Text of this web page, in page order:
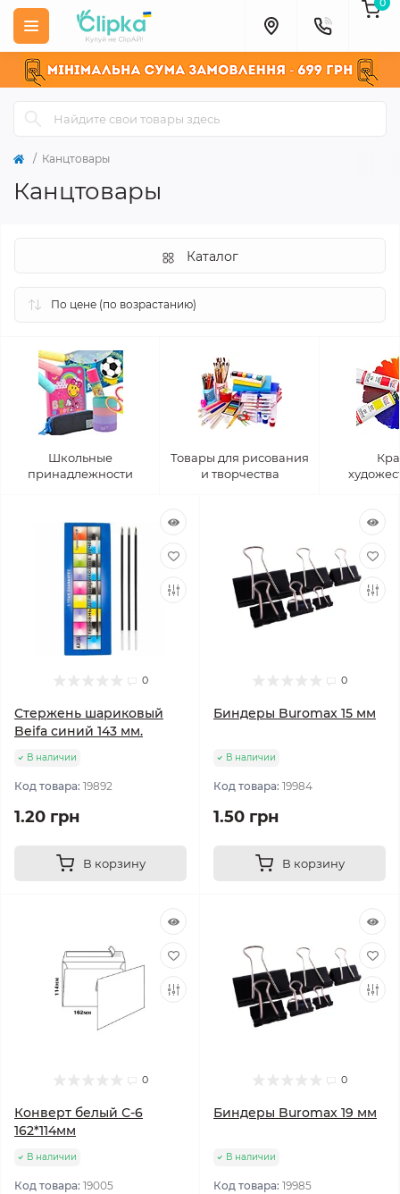
Канцтовары
Канцтовары
Каталог
Школьные
принадлежности
Товары для рисования
и творчества
0
Стержень шариковый
Beifa синий 143 мм.
В наличии
Код товара: 19892
1.20 грн
В корзину
0
Биндеры Buromax 15 мм
В наличии
Код товара: 19984
1.50 грн
В корзину
0
Конверт белый С-6
162*114мм
В наличии
Код товара: 19005
0
Биндеры Buromax 19 мм
В наличии
Код товара: 19985